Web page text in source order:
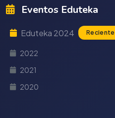
Eventos Eduteka
Eduteka 2024 Reciente
2022
2021
2020